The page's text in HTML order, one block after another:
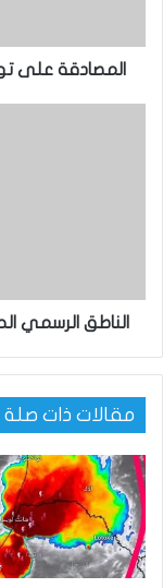
المصادقة على
الناطق الرسمي
مقالات ذات صلة